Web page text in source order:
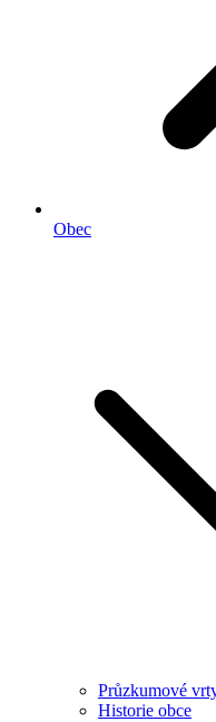
Obec
Průzkumové
Historie obce